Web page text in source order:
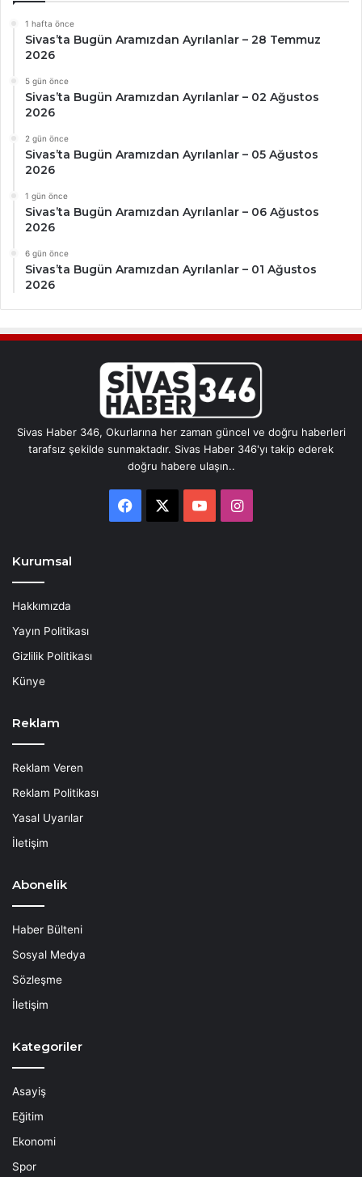
1 hafta önce
Sivas’ta Bugün Aramızdan Ayrılanlar – 28 Temmuz
2026
5 gün önce
Sivas’ta Bugün Aramızdan Ayrılanlar – 02 Ağustos
2026
2 gün önce
Sivas’ta Bugün Aramızdan Ayrılanlar – 05 Ağustos
2026
1 gün önce
Sivas’ta Bugün Aramızdan Ayrılanlar – 06 Ağustos
2026
6 gün önce
Sivas’ta Bugün Aramızdan Ayrılanlar – 01 Ağustos
2026
Sivas Haber 346, Okurlarına her zaman güncel ve doğru haberleri
tarafsız şekilde sunmaktadır. Sivas Haber 346'yı takip ederek
doğru habere ulaşın..
Facebook YouTubeInstagram
Kurumsal
Hakkımızda
Yayın Politikası
Gizlilik Politikası
Künye
Reklam
Reklam Veren
Reklam Politikası
Yasal Uyarılar
İletişim
Abonelik
Haber Bülteni
Sosyal Medya
Sözleşme
İletişim
Kategoriler
Asayiş
Eğitim
Ekonomi
Spor